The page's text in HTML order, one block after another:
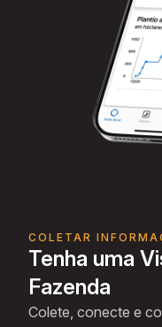
COLETAR
Tenha uma
Fazenda
Colete, conecte e